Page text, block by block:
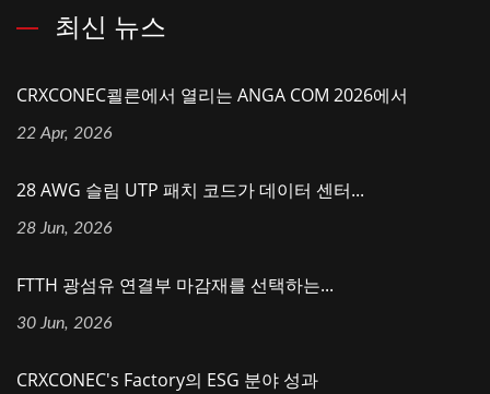
최신 뉴스
CRXCONEC쾰른에서 열리는 ANGA COM 2026에서
22 Apr, 2026
28 AWG 슬림 UTP 패치 코드가 데이터 센터...
28 Jun, 2026
FTTH 광섬유 연결부 마감재를 선택하는...
30 Jun, 2026
CRXCONEC's Factory의 ESG 분야 성과